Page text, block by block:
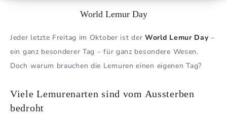
World Lemur Day
Jeder letzte Freitag im Oktober ist der World Lemur Day –
ein ganz besonderer Tag – für ganz besondere Wesen.
Doch warum brauchen die Lemuren einen eigenen Tag?
Viele Lemurenarten sind vom Aussterben
bedroht